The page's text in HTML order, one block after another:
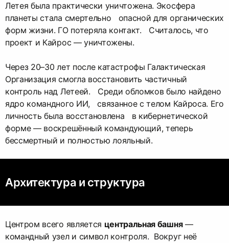
Летея была практически уничтожена. Экосфера
планеты стала смертельно опасной для органических
форм жизни. ГО потеряла контакт. Считалось, что
проект и Кайрос — уничтожены.
Через 20–30 лет после катастрофы Галактическая
Организация смогла восстановить частичный
контроль над Летеей. Среди обломков было найдено
ядро командного ИИ, связанное с телом Кайроса. Его
личность была восстановлена в кибернетической
форме — воскрешённый командующий, теперь
бессмертный и полностью лояльный.
Архитектура и структура
Центром всего является центральная башня—
командный узел и символ контроля. Вокруг неё